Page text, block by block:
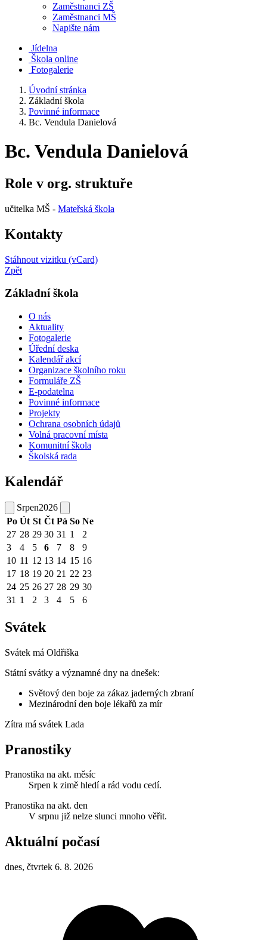
Zaměstnanci ZŠ
Zaměstnanci MŠ
Napište nám
Jídelna
Škola online
Fotogalerie
Úvodní stránka
Základní škola
Povinné informace
Bc. Vendula Danielová
Bc. Vendula Danielová
Role v org. struktuře
učitelka MŠ - Mateřská škola
Kontakty
Stáhnout vizitku (vCard)
Zpět
Základní škola
O nás
Aktuality
Fotogalerie
Úřední deska
Kalendář akcí
Organizace školního roku
Formuláře ZŠ
E-podatelna
Povinné informace
Projekty
Ochrana osobních údajů
Volná pracovní místa
Komunitní škola
Školská rada
Kalendář
Srpen2026
Po Út St Čt Pá So Ne
27 28 29 30 31 1
2
3
4 5 6 7 8
9
10 11 12 13 14 15 16
17 18 19 20 21 22 23
24 25 26 27 28 29 30
31 1 2 3 4 5 6
Svátek
Svátek má Oldřiška
Státní svátky a významné dny na dnešek:
Světový den boje za zákaz jaderných zbraní
Mezinárodní den boje lékařů za mír
Zítra má svátek Lada
Pranostiky
Pranostika na akt. měsíc
Srpen k zimě hledí a rád vodu cedí.
Pranostika na akt. den
V srpnu již nelze slunci mnoho věřit.
Aktuální počasí
dnes, čtvrtek 6. 8. 2026